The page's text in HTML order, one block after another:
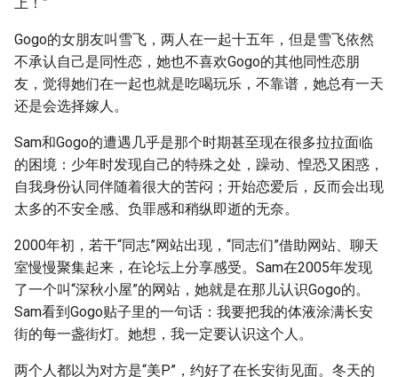
Gogo的女朋友叫雪飞，两人在一起十五年，但是雪飞依然
不承认自己是同性恋，她也不喜欢Gogo的其他同性恋朋
友，觉得她们在一起也就是吃喝玩乐，不靠谱，她总有一天
还是会选择嫁人。
Sam和Gogo的遭遇几乎是那个时期甚至现在很多拉拉面临
的困境：少年时发现自己的特殊之处，躁动、惶恐又困惑，
自我身份认同伴随着很大的苦闷；开始恋爱后，反而会出现
太多的不安全感、负罪感和稍纵即逝的无奈。
2000年初，若干“同志”网站出现，“同志们”借助网站、聊天
室慢慢聚集起来，在论坛上分享感受。Sam在2005年发现
了一个叫“深秋小屋”的网站，她就是在那儿认识Gogo的。
Sam看到Gogo贴子里的一句话：我要把我的体液涂满长安
街的每一盏街灯。她想，我一定要认识这个人。
两个人都以为对方是“美P”，约好了在长安街见面。冬天的